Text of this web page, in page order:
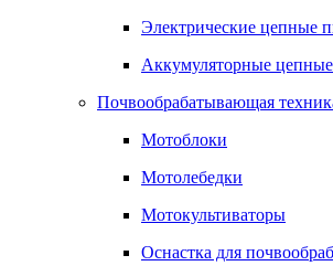
Электрические цепные
Аккумуляторные
Почвообрабатывающая
Мотоблоки
Мотолебедки
Мотокультиваторы
Оснастка для